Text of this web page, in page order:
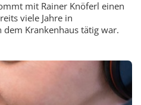
mit Rainer Knöferl einen
viele Jahre in
Krankenhaus tätig war.